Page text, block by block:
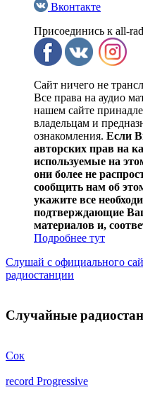
Вконтакте
Присоединись к all-
Сайт ничего не
Все права на аудио
нашем сайте
владельцам и
ознакомления. Если
авторских прав на
используемые на
они более не
сообщить нам об
укажите все
подтверждающие
материалов и,
Подробнее тут
Слушай с официального
радиостанции
Случайные
Сок
record Progressive